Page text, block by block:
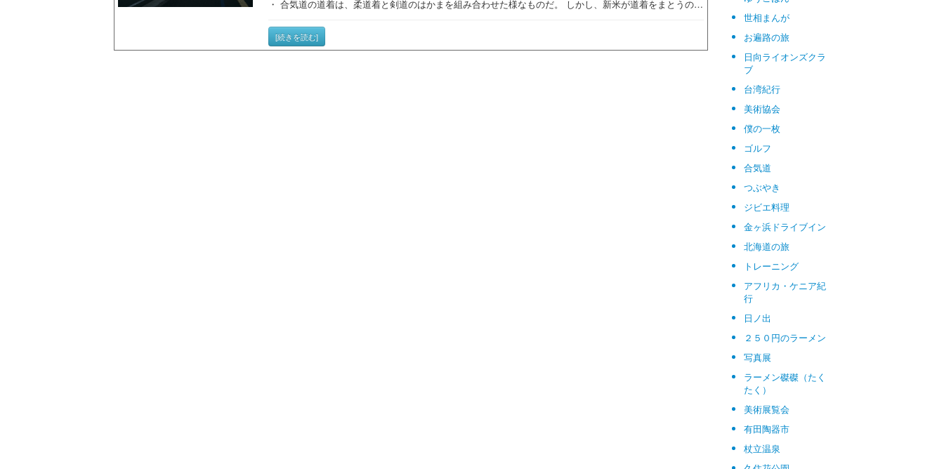
・ 合気道の道着は、柔道着と剣道のはかまを組み合わせた様なものだ。 しかし、新米が道着をまとうの…
[続きを読む]
世相まんが
お遍路の旅
日向ライオンズクラ
ブ
台湾紀行
美術協会
僕の一枚
ゴルフ
合気道
つぶやき
ジビエ料理
金ヶ浜ドライブイン
北海道の旅
トレーニング
アフリカ・ケニア紀
行
日ノ出
２５０円のラーメン
写真展
ラーメン磔磔（たく
たく）
美術展覧会
有田陶器市
杖立温泉